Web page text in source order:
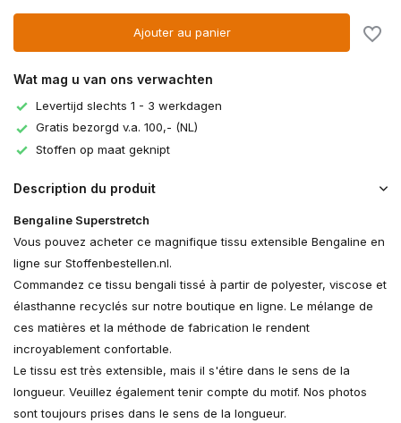
Ajouter au panier
Wat mag u van ons verwachten
Levertijd slechts 1 - 3 werkdagen
Gratis bezorgd v.a. 100,- (NL)
Stoffen op maat geknipt
Description du produit
Bengaline Superstretch
Vous pouvez acheter ce magnifique tissu extensible Bengaline en
ligne sur Stoffenbestellen.nl.
Commandez ce tissu bengali tissé à partir de polyester, viscose et
élasthanne recyclés sur notre boutique en ligne. Le mélange de
ces matières et la méthode de fabrication le rendent
incroyablement confortable.
Le tissu est très extensible, mais il s'étire dans le sens de la
longueur. Veuillez également tenir compte du motif. Nos photos
sont toujours prises dans le sens de la longueur.